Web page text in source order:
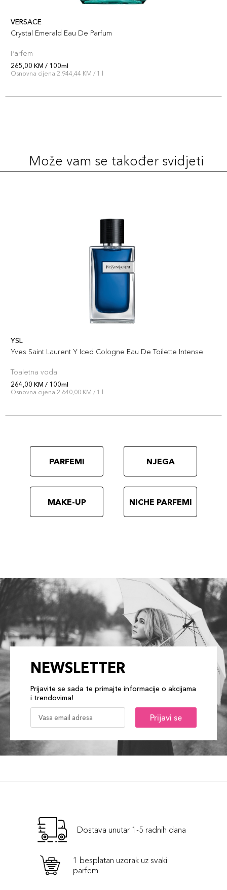
VERSACE
Crystal Emerald Eau De Parfum
Parfem
265,00 KM / 100ml
Osnovna cijena 2.944,44 KM / 1 l
Može vam se također svidjeti
YSL
Yves Saint Laurent Y Iced Cologne Eau De Toilette Intense
Toaletna voda
264,00 KM / 100ml
Osnovna cijena 2.640,00 KM / 1 l
PARFEMI NJEGA
MAKE-UP NICHE PARFEMI
NEWSLETTER
Prijavite se sada te primajte informacije o akcijama
i trendovima!
Prijavi se
Dostava unutar 1-5 radnih dana
1 besplatan uzorak uz svaki
parfem